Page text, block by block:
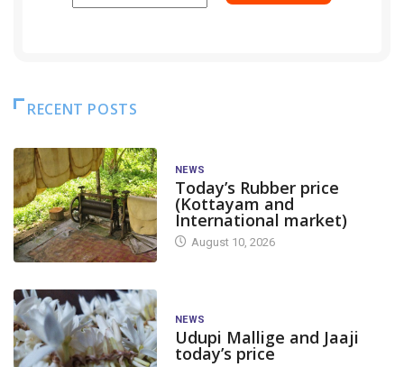
RECENT POSTS
NEWS
Today’s Rubber price
(Kottayam and
International market)
August 10, 2026
NEWS
Udupi Mallige and Jaaji
today’s price